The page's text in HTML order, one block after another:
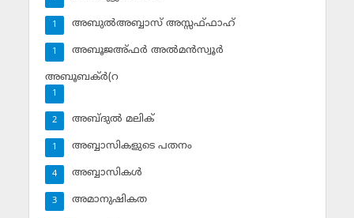
അബുല്‍അബ്ബാസ് അസ്സഫ്ഫാഹ്‌
1
അബൂജഅ്ഫര്‍ അല്‍മന്‍സ്വൂര്‍
1
അബൂബക്ര്‍(റ
1
അബ്ദുല്‍ മലിക്‌
2
അബ്ബാസികളുടെ പതനം
1
അബ്ബാസികള്‍
4
അമാനുഷികത
3